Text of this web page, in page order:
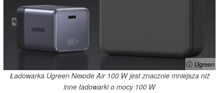
ⓘ Ugreen
Ładowarka Ugreen Nexode Air 100 W jest znacznie mniejsza niż
inne ładowarki o mocy 100 W